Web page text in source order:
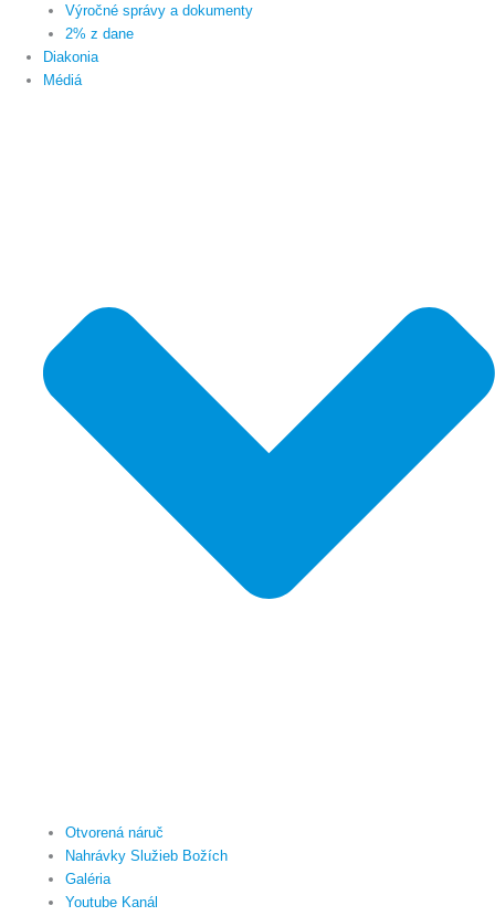
Výročné správy a dokumenty
2% z dane
Diakonia
Médiá
Otvorená náruč
Nahrávky Služieb Božích
Galéria
Youtube Kanál